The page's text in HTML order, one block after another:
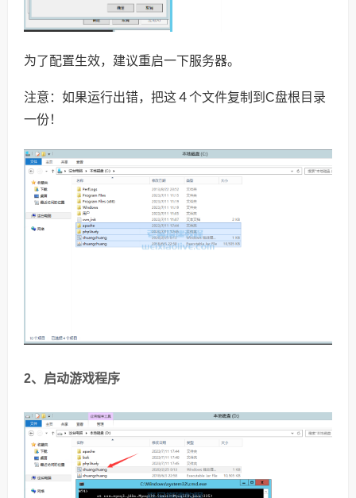
为了配置生效，建议重启一下服务器。
注意：如果运行出错，把这４个文件复制到C盘根目录
一份！
2、启动游戏程序